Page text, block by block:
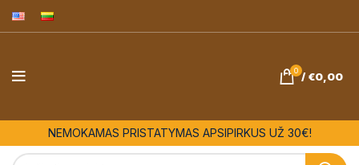
0 / €0,00
NEMOKAMAS PRISTATYMAS APSIPIRKUS UŽ 30€!